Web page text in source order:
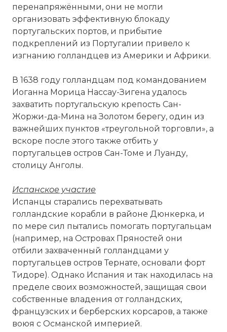
перенапряжёнными, они не могли
организовать эффективную блокаду
португальских портов, и прибытие
подкреплений из Португалии привело к
изгнанию голландцев из Америки и Африки.
В 1638 году голландцам под командованием
Иоганна Морица Нассау-Зигена удалось
захватить португальскую крепость Сан-
Жоржи-да-Мина на Золотом берегу, один из
важнейших пунктов «треугольной торговли», а
вскоре после этого также отбить у
португальцев остров Сан-Томе и Луанду,
столицу Анголы.
Испанское участие
Испанцы старались перехватывать
голландские корабли в районе Дюнкерка, и
по мере сил пытались помогать португальцам
(например, на Островах Пряностей они
отбили захваченный голландцами у
португальцев остров Тернате, основали форт
Тидоре). Однако Испания и так находилась на
пределе своих возможностей, защищая свои
собственные владения от голландских,
французских и берберских корсаров, а также
воюя с Османской империей.